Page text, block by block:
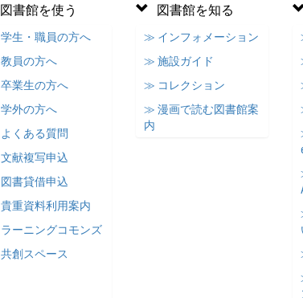
図書館を使う
生・職員の方へ
員の方へ
業生の方へ
外の方へ
くある質問
献複写申込
書貸借申込
重資料利用案内
ーニングコモンズ
創スペース
図書館を知る
≫ インフォメーション
≫ 施設ガイド
≫ コレクション
≫ 漫画で読む図書館案
内